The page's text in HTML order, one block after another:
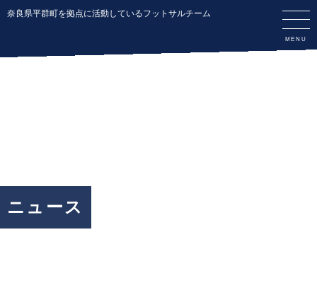
奈良県平群町を拠点に活動しているフットサルチーム
ニュース